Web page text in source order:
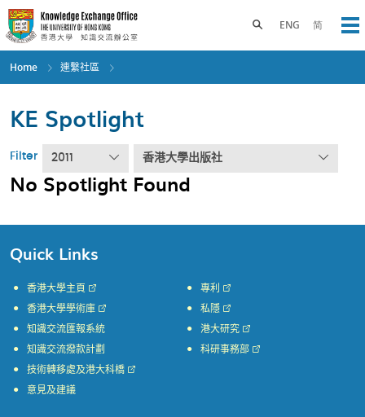
Skip
to
main
content
ENG 简
Toggle search panel
Home 連繫社區
KE Spotlight
Filter 2011 香港大學出版社
No Spotlight Found
Quick Links
香港大學主頁
香港大學學術庫
知識交流匯報系統
知識交流撥款計劃
專利
私隱
港大研究
科研事務部
技術轉移處及港大科橋
意見及建議